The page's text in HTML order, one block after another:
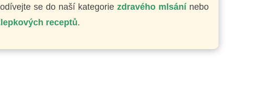
se do naší kategoriezdravého mlsánínebo
receptů.